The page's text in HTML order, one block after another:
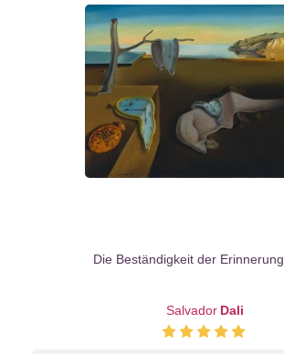
Die Beständigkeit der Erinnerung
Salvador Dali